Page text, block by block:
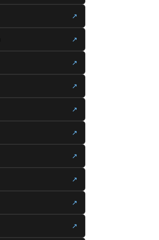
↗
↗
↗
↗
↗
↗
↗
↗
↗
↗